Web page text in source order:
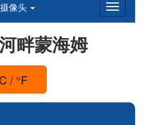
像头
畔蒙海姆
/ °F